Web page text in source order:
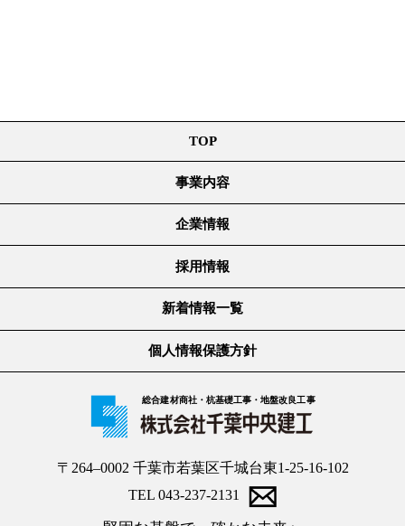
TOP
事業内容
企業情報
採用情報
新着情報一覧
個人情報保護方針
総合建材商社・杭基礎工事・地盤改良工事
〒264–0002 千葉市若葉区千城台東1-25-16-102
TEL 043-237-2131